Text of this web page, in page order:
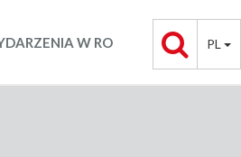
PL
W RO